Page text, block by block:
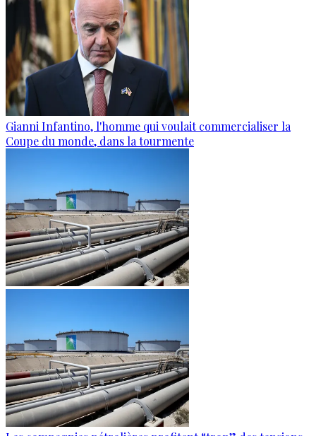
Gianni Infantino, l'homme qui voulait commercialiser la
Coupe du monde, dans la tourmente